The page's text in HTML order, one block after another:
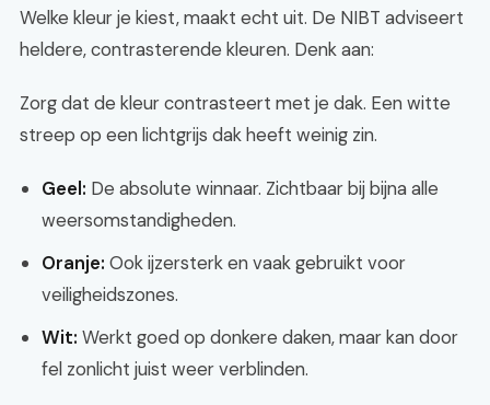
Welke kleur je kiest, maakt echt uit. De NIBT adviseert
heldere, contrasterende kleuren. Denk aan:
Zorg dat de kleur contrasteert met je dak. Een witte
streep op een lichtgrijs dak heeft weinig zin.
Geel: De absolute winnaar. Zichtbaar bij bijna alle
weersomstandigheden.
Oranje: Ook ijzersterk en vaak gebruikt voor
veiligheidszones.
Wit: Werkt goed op donkere daken, maar kan door
fel zonlicht juist weer verblinden.